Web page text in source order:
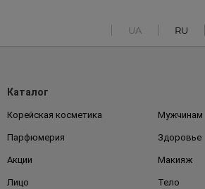
UA RU
Каталог
Корейская косметика Мужчинам
Парфюмерия Здоровье
Акции Макияж
Лицо Тело